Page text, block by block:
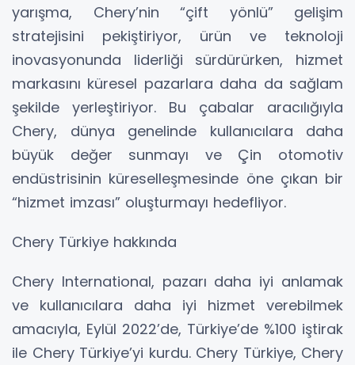
yarışma, Chery’nin “çift yönlü” gelişim
stratejisini pekiştiriyor, ürün ve teknoloji
inovasyonunda liderliği sürdürürken, hizmet
markasını küresel pazarlara daha da sağlam
şekilde yerleştiriyor. Bu çabalar aracılığıyla
Chery, dünya genelinde kullanıcılara daha
büyük değer sunmayı ve Çin otomotiv
endüstrisinin küreselleşmesinde öne çıkan bir
“hizmet imzası” oluşturmayı hedefliyor.
Chery Türkiye hakkında
Chery International, pazarı daha iyi anlamak
ve kullanıcılara daha iyi hizmet verebilmek
amacıyla, Eylül 2022’de, Türkiye’de %100 iştirak
ile Chery Türkiye’yi kurdu. Chery Türkiye, Chery